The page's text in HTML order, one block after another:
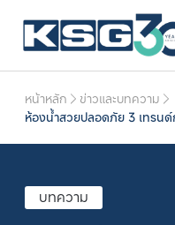
หน้าหลัก
ข่าวและบทความ
ห้องน้ำสวยปลอดภัย 3 เทรนด์
บทความ